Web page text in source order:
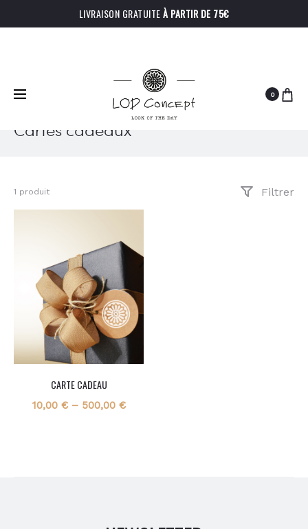
LIVRAISON GRATUITEÀ PARTIR DE 75€
0
Cartes cadeaux
1 produit Filtrer
CARTE CADEAU
10,00 €– 500,00 €